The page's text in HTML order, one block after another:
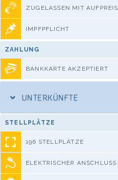
ZUGELASSEN MIT AUFPREIS
IMPFPFLICHT
ZAHLUNG
BANKKARTE AKZEPTIERT
UNTERKÜNFTE
STELLPLÄTZE
196 STELLPLÄTZE
ELEKTRISCHER ANSCHLUSS